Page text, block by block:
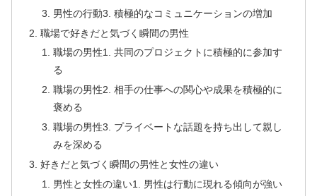
男性の行動3. 積極的なコミュニケーションの増加
職場で好きだと気づく瞬間の男性
職場の男性1. 共同のプロジェクトに積極的に参加す
る
職場の男性2. 相手の仕事への関心や成果を積極的に
褒める
職場の男性3. プライベートな話題を持ち出して親し
みを深める
好きだと気づく瞬間の男性と女性の違い
男性と女性の違い1. 男性は行動に現れる傾向が強い